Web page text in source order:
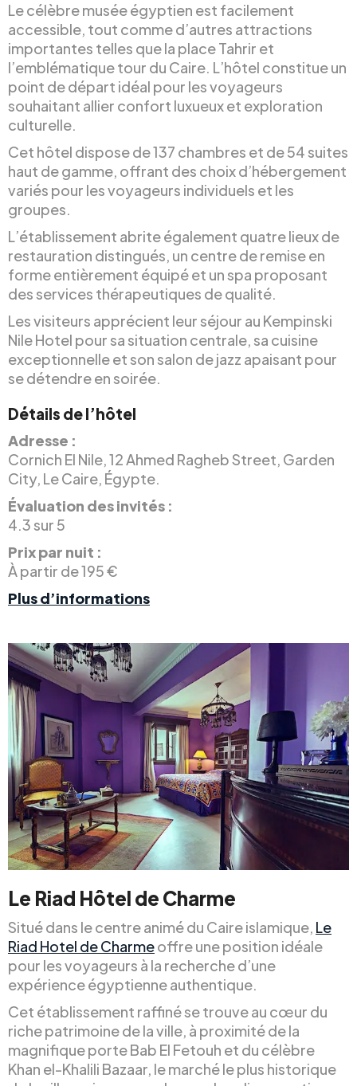
Le célèbre musée égyptien est facilement
accessible, tout comme d’autres attractions
importantes telles que la place Tahrir et
l’emblématique tour du Caire. L’hôtel constitue un
point de départ idéal pour les voyageurs
souhaitant allier confort luxueux et exploration
culturelle.
Cet hôtel dispose de 137 chambres et de 54 suites
haut de gamme, offrant des choix d’hébergement
variés pour les voyageurs individuels et les
groupes.
L’établissement abrite également quatre lieux de
restauration distingués, un centre de remise en
forme entièrement équipé et un spa proposant
des services thérapeutiques de qualité.
Les visiteurs apprécient leur séjour au Kempinski
Nile Hotel pour sa situation centrale, sa cuisine
exceptionnelle et son salon de jazz apaisant pour
se détendre en soirée.
Détails de l’hôtel
Adresse :
Cornich El Nile, 12 Ahmed Ragheb Street, Garden
City, Le Caire, Égypte.
Évaluation des invités :
4.3 sur 5
Prix par nuit :
À partir de 195 €
Plus d’informations
Le Riad Hôtel de Charme
Situé dans le centre animé du Caire islamique, Le
Riad Hotel de Charmeoffre une position idéale
pour les voyageurs à la recherche d’une
expérience égyptienne authentique.
Cet établissement raffiné se trouve au cœur du
riche patrimoine de la ville, à proximité de la
magnifique porte Bab El Fetouh et du célèbre
Khan el-Khalili Bazaar, le marché le plus historique